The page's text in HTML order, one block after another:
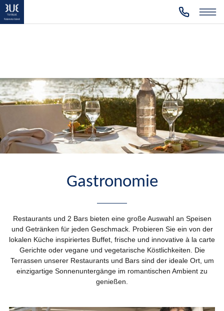
Gastronomie
Restaurants und 2 Bars bieten eine große Auswahl an Speisen
und Getränken für jeden Geschmack. Probieren Sie ein von der
lokalen Küche inspiriertes Buffet, frische und innovative à la carte
Gerichte oder vegane und vegetarische Köstlichkeiten. Die
Terrassen unserer Restaurants und Bars sind der ideale Ort, um
einzigartige Sonnenuntergänge im romantischen Ambient zu
genießen.